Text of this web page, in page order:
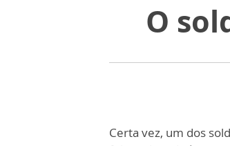
O
Certa vez, um dos